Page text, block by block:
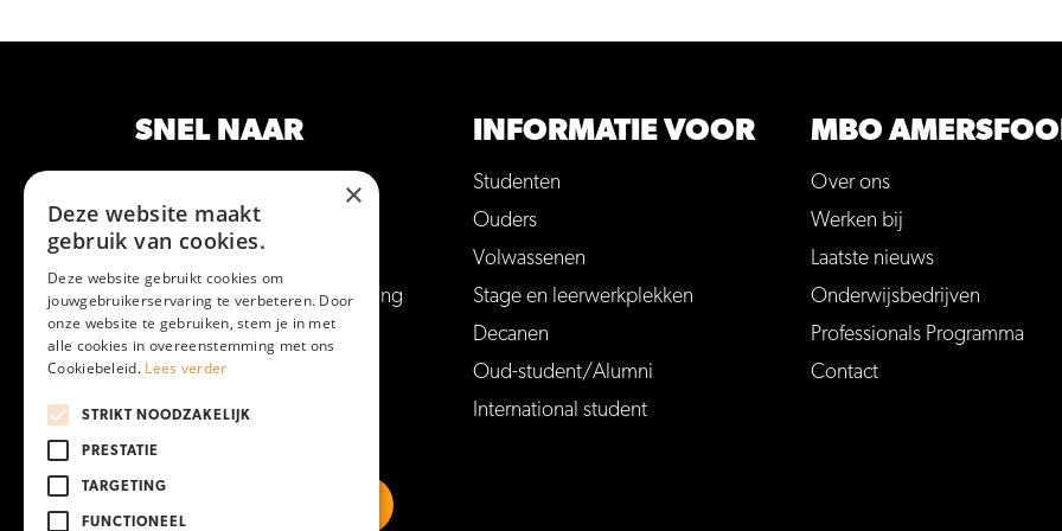
SNEL NAAR
Hulp bij studiekeuze
Aanmelden voor een opleiding
Vakantie en vrije dagen
Veelgestelde vragen
INFORMATIE VOOR
Studenten
Ouders
Volwassenen
Stage en leerwerkplekken
Decanen
Oud-student/Alumni
International student
MBO
Over ons
Werken bij
Laatste nieuws
Onderwijsbedrijven
Professionals Programma
Contact
×
Deze website maakt
gebruik van cookies.
Deze website gebruikt cookies om
jouwgebruikerservaring te verbeteren. Door
onze website te gebruiken, stem je in met
alle cookies in overeenstemming met ons
Cookiebeleid. Lees verder
STRIKT NOODZAKELIJK
PRESTATIE
TARGETING
FUNCTIONEEL